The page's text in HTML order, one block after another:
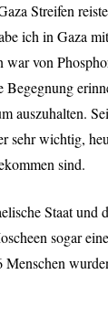
Streifen
ich in Gaza
von
auszuhalten.
wichtig,
sind.
Staat und
sogar